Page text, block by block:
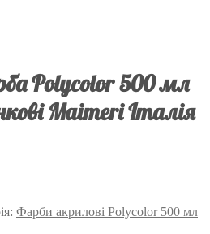
Polycolor 500 мл
Maimeri Італія
Фарби акрилові Polycolor 500 мл